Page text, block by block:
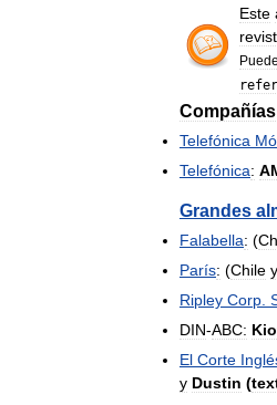
Este
Compañías
Telefónica
Telefónica:
Grandes
Falabella: (
París: (Chile y
Ripley Corp
DIN-ABC:
El Corte
y Dustin (